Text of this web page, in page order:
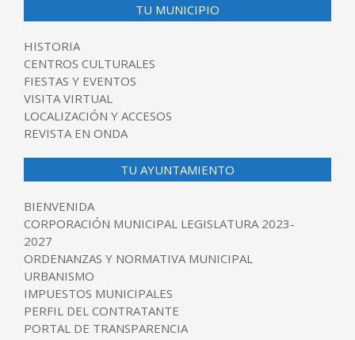
TU MUNICIPIO
HISTORIA
CENTROS CULTURALES
FIESTAS Y EVENTOS
VISITA VIRTUAL
LOCALIZACIÓN Y ACCESOS
REVISTA EN ONDA
TU AYUNTAMIENTO
BIENVENIDA
CORPORACIÓN MUNICIPAL LEGISLATURA 2023-
2027
ORDENANZAS Y NORMATIVA MUNICIPAL
URBANISMO
IMPUESTOS MUNICIPALES
PERFIL DEL CONTRATANTE
PORTAL DE TRANSPARENCIA